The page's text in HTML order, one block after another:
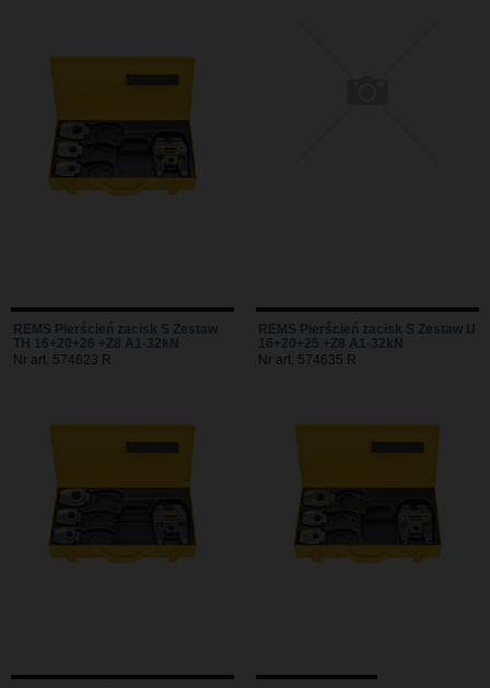
REMS Pierścień zacisk S Zestaw
TH 16+20+26 +Z8 A1-32kN
Nr art. 574623 R
REMS Pierścień zacisk S Zestaw U
16+20+25 +Z8 A1-32kN
Nr art. 574635 R